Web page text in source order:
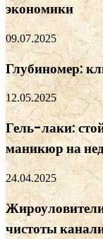
экономики
09.07.2025
Глубиномер:
12.05.2025
Гель-лаки:
маникюр на
24.04.2025
чистоты